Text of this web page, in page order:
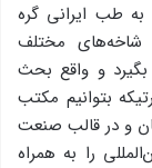
به طب ایرانی گره
مختلف
بگیرد و واقع بحث
بتوانیم مکتب
و در قالب صنعت
را به همراه